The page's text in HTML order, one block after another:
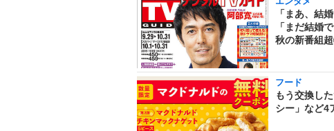
「まあ、結
「まだ結婚
秋の新番組
フード
もう交換し
シー」など4